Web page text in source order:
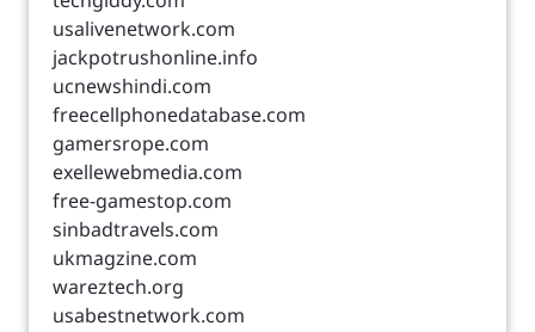
usalivenetwork.com
jackpotrushonline.info
ucnewshindi.com
freecellphonedatabase.com
gamersrope.com
exellewebmedia.com
free-gamestop.com
sinbadtravels.com
ukmagzine.com
wareztech.org
usabestnetwork.com